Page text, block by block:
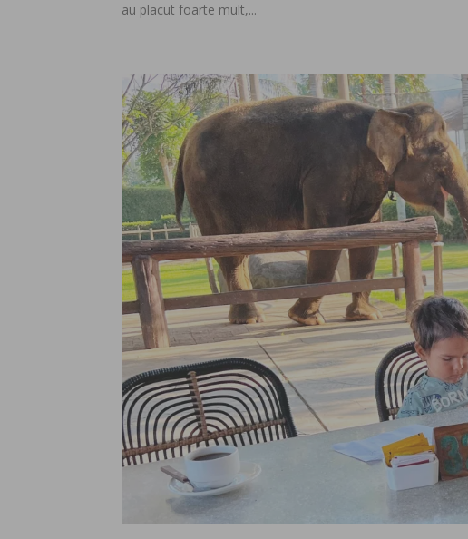
au placut foarte mult,...